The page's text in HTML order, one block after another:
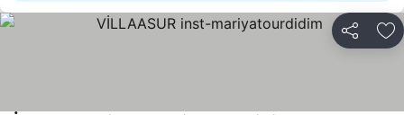
Partilhar